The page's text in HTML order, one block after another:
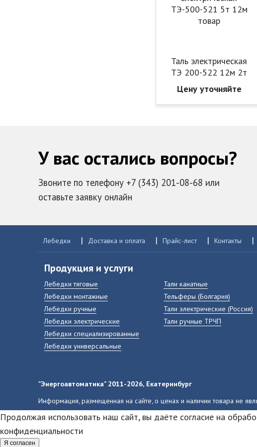
Таль электрическая
ТЭ 200-522 12м 2т
Цену уточняйте
У вас остались вопросы?
Звоните по телефону +7 (343) 201-08-68 или
оставьте заявку онлайн
Лебедки | Доставка и оплата | Прайс-лист | Контакты |
Продукция и услуги
Лебедки тяговые
Лебедки монтажные
Лебедки ручные
Лебедки электрические
Лебедки специализированные
Лебедки универсальные
Тали канатные
Тельферы (Болгария)
Тали электрические (Россия)
Тали ручные ТРЧП
"Энергоавтоматика" 2011-2026, Екатеринбург
Информация, размещенная на сайте, о ценах и наличии товара не
Продолжая использовать наш сайт, вы даёте согласие на
конфиденциальности
Я согласен